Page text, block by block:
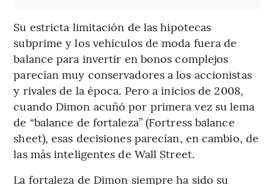
Su estricta limitación de las hipotecas
subprime y los vehículos de moda fuera de
balance para invertir en bonos complejos
parecían muy conservadores a los accionistas
y rivales de la época. Pero a inicios de 2008,
cuando Dimon acuñó por primera vez su lema
de “balance de fortaleza” (Fortress balance
sheet), esas decisiones parecían, en cambio, de
las más inteligentes de Wall Street.
La fortaleza de Dimon siempre ha sido su